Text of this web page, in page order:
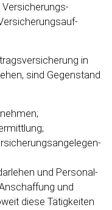
Versiche­rungs­
in
sind Gegenstand
und Personal­
und
diese Tätigkeiten